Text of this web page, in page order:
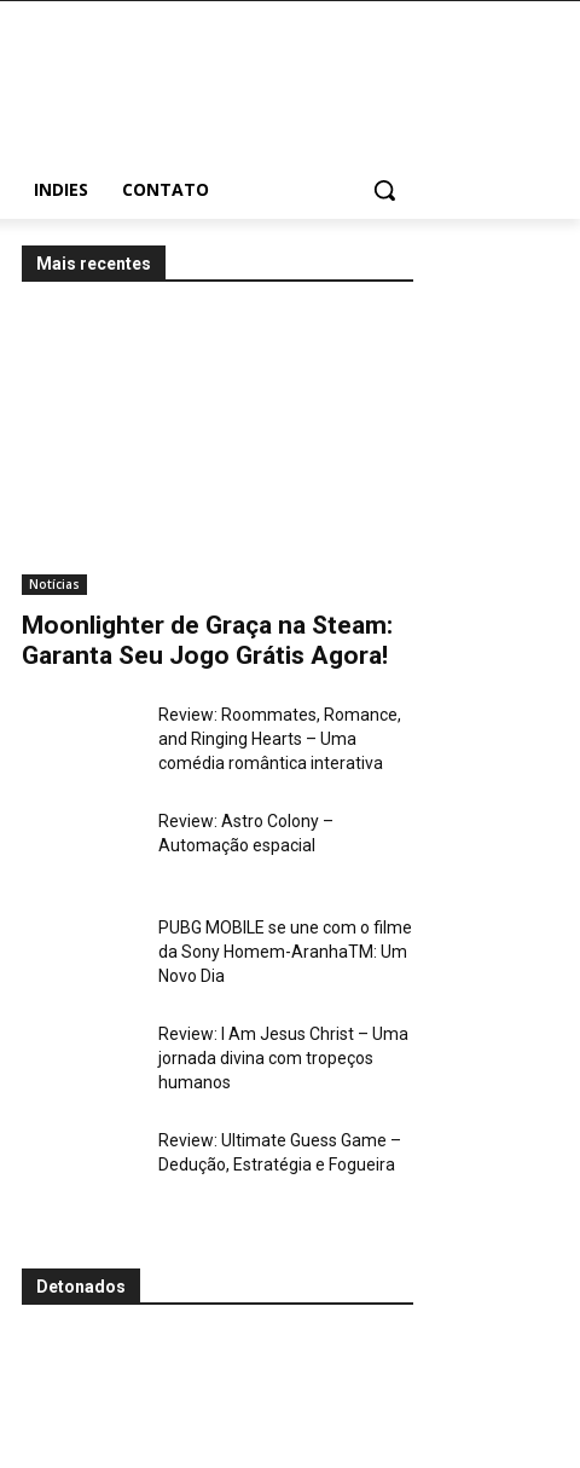
INDIES CONTATO
Mais recentes
Notícias
Moonlighter de Graça na Steam:
Garanta Seu Jogo Grátis Agora!
Review: Roommates, Romance,
and Ringing Hearts – Uma
comédia romântica interativa
Review: Astro Colony –
Automação espacial
PUBG MOBILE se une com o filme
da Sony Homem-AranhaTM: Um
Novo Dia
Review: I Am Jesus Christ – Uma
jornada divina com tropeços
humanos
Review: Ultimate Guess Game –
Dedução, Estratégia e Fogueira
Detonados